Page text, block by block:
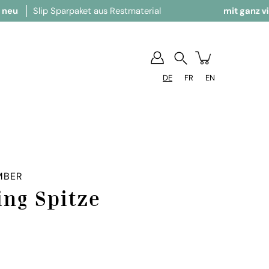
aus Restmaterial mit ganz viel Liebe
DE FR EN
Spitze